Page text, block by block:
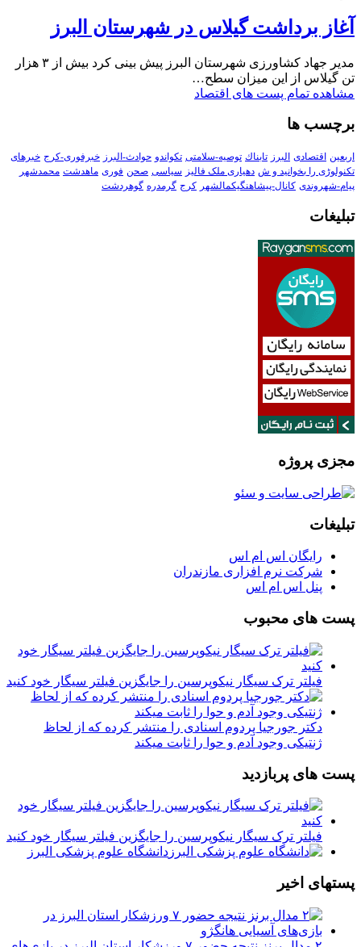
آغاز برداشت گیلاس در شهرستان البرز
مدیر جهاد کشاورزی شهرستان البرز پیش بینی کرد بیش از ۳ هزار
تن گیلاس از این میزان سطح…
مشاهده تمام پست های اقتصاد
برچسب ها
اربعین اقتصادی البرز تابناك توصیه-سلامتی تکواندو حوادث-البرز خبرفوری-کرج خبرهای
تکنولوڑی را بخوانید و ش دهیاری ملک فالیز سیاسی صحن فوری ماهدشت محمدشهر
پیام-شهروندی کانال-پیشاهنگیکمالشهر کرج گرمدره گوهردشت
تبلیغات
مجزی پروژه
تبلیغات
رایگان اس ام اس
شرکت نرم افزاری مازندران
پنل اس ام اس
پست های محبوب
فیلتر ترک سیگار نیکوپرسین را جایگزین فیلتر سیگار خود کنید
دکتر جورجیا پردوم اسنادی را منتشر کرده که از لحاظ
ژنتیکی وجود آدم و حوا را ثابت میکند
پست های پربازدید
فیلتر ترک سیگار نیکوپرسین را جایگزین فیلتر سیگار خود کنید
دانشگاه علوم پزشکی البرز
پستهای اخیر